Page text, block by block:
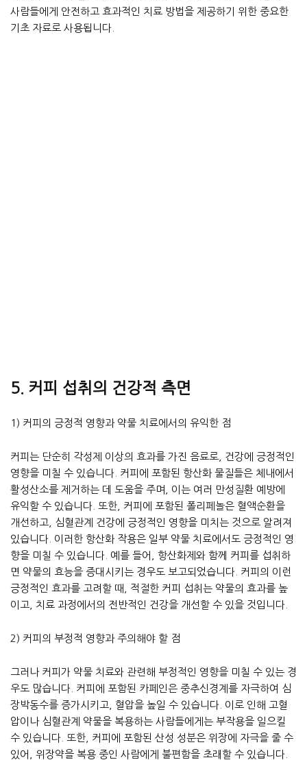
사람들에게 안전하고 효과적인 치료 방법을 제공하기 위한 중요한
기초 자료로 사용됩니다.
5. 커피 섭취의 건강적 측면
1) 커피의 긍정적 영향과 약물 치료에서의 유익한 점
커피는 단순히 각성제 이상의 효과를 가진 음료로, 건강에 긍정적인
영향을 미칠 수 있습니다. 커피에 포함된 항산화 물질들은 체내에서
활성산소를 제거하는 데 도움을 주며, 이는 여러 만성질환 예방에
유익할 수 있습니다. 또한, 커피에 포함된 폴리페놀은 혈액순환을
개선하고, 심혈관계 건강에 긍정적인 영향을 미치는 것으로 알려져
있습니다. 이러한 항산화 작용은 일부 약물 치료에서도 긍정적인 영
향을 미칠 수 있습니다. 예를 들어, 항산화제와 함께 커피를 섭취하
면 약물의 효능을 증대시키는 경우도 보고되었습니다. 커피의 이런
긍정적인 효과를 고려할 때, 적절한 커피 섭취는 약물의 효과를 높
이고, 치료 과정에서의 전반적인 건강을 개선할 수 있을 것입니다.
2) 커피의 부정적 영향과 주의해야 할 점
그러나 커피가 약물 치료와 관련해 부정적인 영향을 미칠 수 있는 경
우도 많습니다. 커피에 포함된 카페인은 중추신경계를 자극하여 심
장박동수를 증가시키고, 혈압을 높일 수 있습니다. 이로 인해 고혈
압이나 심혈관계 약물을 복용하는 사람들에게는 부작용을 일으킬
수 있습니다. 또한, 커피에 포함된 산성 성분은 위장에 자극을 줄 수
있어, 위장약을 복용 중인 사람에게 불편함을 초래할 수 있습니다.